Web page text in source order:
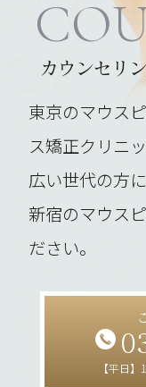
カウンセリ
東京のマウス
ス矯正クリニ
広い世代の方
新宿のマウス
ださい。
【平日